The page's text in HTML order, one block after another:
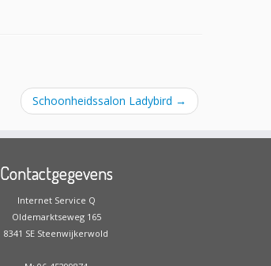
Schoonheidssalon Ladybird →
Contactgegevens
Internet Service Q
Oldemarktseweg 165
8341 SE Steenwijkerwold